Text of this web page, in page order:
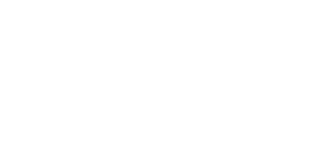
um simples bochecho de 20 a 30 segundos, você garante uma
bucal completo e eficaz.